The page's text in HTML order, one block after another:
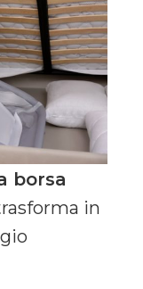
borsa
in